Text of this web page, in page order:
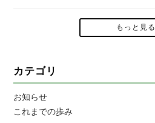
もっと見る
カテゴリ
お知らせ
これまでの歩み